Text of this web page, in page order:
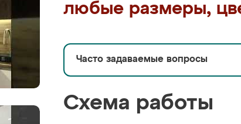
любые размеры,
Часто задаваемые вопросы
Схема работы